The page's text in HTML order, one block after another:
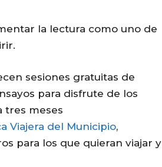
la lectura como uno de
sesiones gratuitas de
para disfrute de los
tres meses
Viajera del Municipio,
para los que quieran viajar y